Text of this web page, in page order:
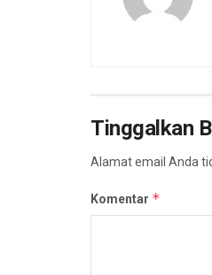
Tinggalkan
Alamat email Anda
Komentar *